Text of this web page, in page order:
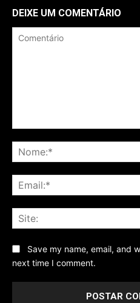
DEIXE UM COMENTÁRIO
Save my name, email, and
next time I comment.